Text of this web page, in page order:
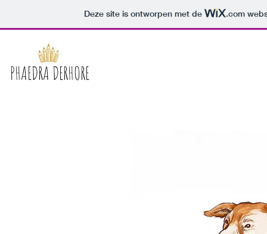
Deze site is ontworpen met de .com
PHAEDRA DERHORE